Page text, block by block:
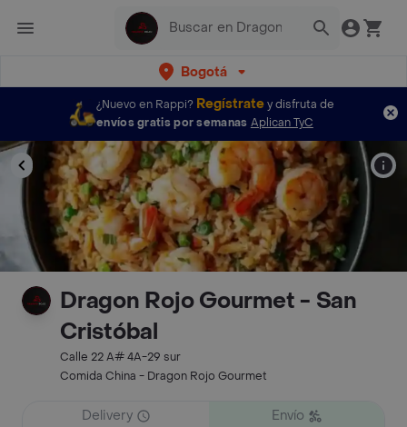
Bogotá
¿Nuevo en Rappi? Regístratey disfruta de
envíos gratis por semanas Aplican TyC
Dragon Rojo Gourmet - San
Cristóbal
Calle 22 A# 4A-29 sur
Comida China - Dragon Rojo Gourmet
Delivery
Envío